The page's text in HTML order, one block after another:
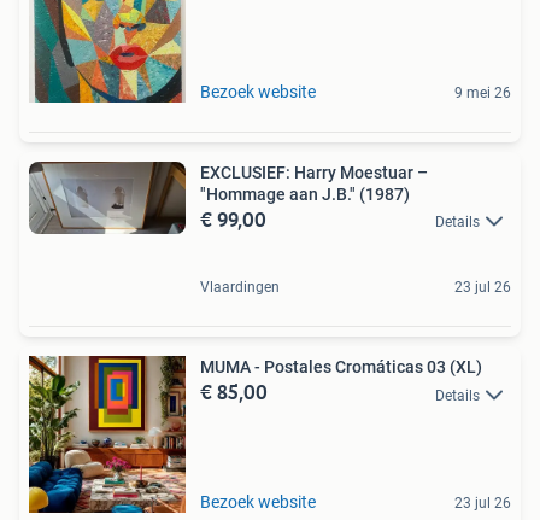
Bezoek website 9 mei 26
EXCLUSIEF: Harry Moestuar –
"Hommage aan J.B." (1987)
€ 99,00 Details
Vlaardingen 23 jul 26
MUMA - Postales Cromáticas 03 (XL)
€ 85,00 Details
Bezoek website 23 jul 26